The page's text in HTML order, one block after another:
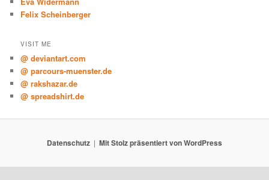
Felix Scheinberger
VISIT ME
@ deviantart.com
@ parcours-muenster.de
@ rakshazar.de
@ spreadshirt.de
Datenschutz Mit Stolz präsentiert von WordPress